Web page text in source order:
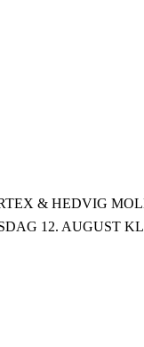
& HEDVIG
12. AUGUST